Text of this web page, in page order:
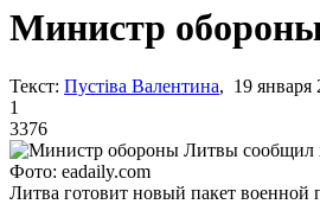
Министр
Текст: Пустіва Валентина, 19 января
1
3376
Фото: eadaily.com
Литва готовит новый пакет